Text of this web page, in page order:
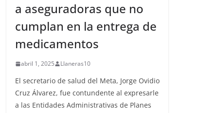
a aseguradoras que no
cumplan en la entrega de
medicamentos
abril 1, 2025 Llaneras10
El secretario de salud del Meta, Jorge Ovidio
Cruz Álvarez, fue contundente al expresarle
a las Entidades Administrativas de Planes